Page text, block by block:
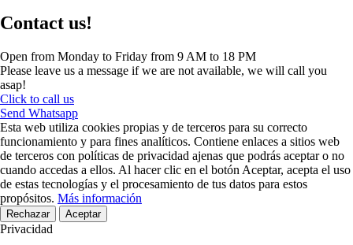
Contact us!
Open from Monday to Friday from 9 AM to 18 PM
Please leave us a message if we are not available, we will call you
asap!
Click to call us
Send Whatsapp
Esta web utiliza cookies propias y de terceros para su correcto
funcionamiento y para fines analíticos. Contiene enlaces a sitios web
de terceros con políticas de privacidad ajenas que podrás aceptar o no
cuando accedas a ellos. Al hacer clic en el botón Aceptar, acepta el uso
de estas tecnologías y el procesamiento de tus datos para estos
propósitos. Más información
Rechazar Aceptar
Privacidad